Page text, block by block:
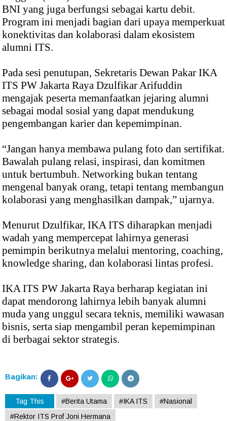
BNI yang juga berfungsi sebagai kartu debit.
Program ini menjadi bagian dari upaya memperkuat
konektivitas dan kolaborasi dalam ekosistem
alumni ITS.
Pada sesi penutupan, Sekretaris Dewan Pakar IKA
ITS PW Jakarta Raya Dzulfikar Arifuddin
mengajak peserta memanfaatkan jejaring alumni
sebagai modal sosial yang dapat mendukung
pengembangan karier dan kepemimpinan.
“Jangan hanya membawa pulang foto dan sertifikat.
Bawalah pulang relasi, inspirasi, dan komitmen
untuk bertumbuh. Networking bukan tentang
mengenal banyak orang, tetapi tentang membangun
kolaborasi yang menghasilkan dampak,” ujarnya.
Menurut Dzulfikar, IKA ITS diharapkan menjadi
wadah yang mempercepat lahirnya generasi
pemimpin berikutnya melalui mentoring, coaching,
knowledge sharing, dan kolaborasi lintas profesi.
IKA ITS PW Jakarta Raya berharap kegiatan ini
dapat mendorong lahirnya lebih banyak alumni
muda yang unggul secara teknis, memiliki wawasan
bisnis, serta siap mengambil peran kepemimpinan
di berbagai sektor strategis.
Bagikan:
Tag This #Berita Utama #IKA ITS
#Nasional
#Rektor ITS Prof Joni Hermana